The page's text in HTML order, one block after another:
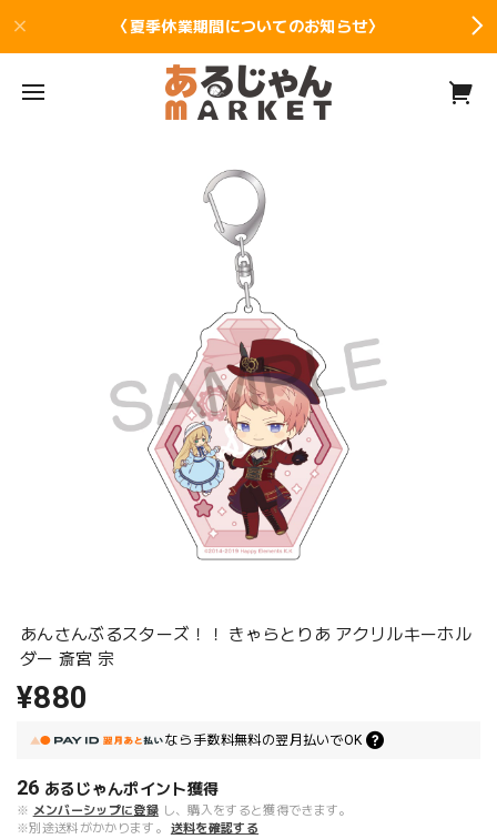
〈夏季休業期間についてのお知らせ〉
あんさんぶるスターズ！！ きゃらとりあ アクリルキーホル
ダー 斎宮 宗
¥880
なら 手数料無料の翌月払いでOK
26 あるじゃんポイント獲得
※ メンバーシップに登録 し、購入をすると獲得できます。
※別途送料がかかります。
送料を確認する